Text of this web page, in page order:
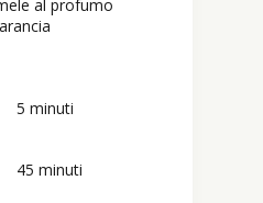
5 minuti
45 minuti